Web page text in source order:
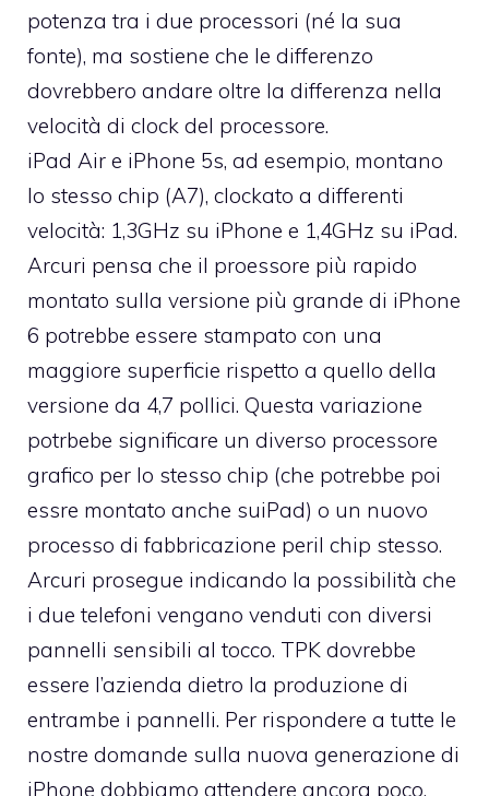
potenza tra i due processori (né la sua
fonte), ma sostiene che le differenzo
dovrebbero andare oltre la differenza nella
velocità di clock del processore.
iPad Air e iPhone 5s, ad esempio, montano
lo stesso chip (A7), clockato a differenti
velocità: 1,3GHz su iPhone e 1,4GHz su iPad.
Arcuri pensa che il proessore più rapido
montato sulla versione più grande di iPhone
6 potrebbe essere stampato con una
maggiore superficie rispetto a quello della
versione da 4,7 pollici. Questa variazione
potrbebe significare un diverso processore
grafico per lo stesso chip (che potrebbe poi
essre montato anche suiPad) o un nuovo
processo di fabbricazione peril chip stesso.
Arcuri prosegue indicando la possibilità che
i due telefoni vengano venduti con diversi
pannelli sensibili al tocco. TPK dovrebbe
essere l’azienda dietro la produzione di
entrambe i pannelli. Per rispondere a tutte le
nostre domande sulla nuova generazione di
iPhone dobbiamo attendere ancora poco.